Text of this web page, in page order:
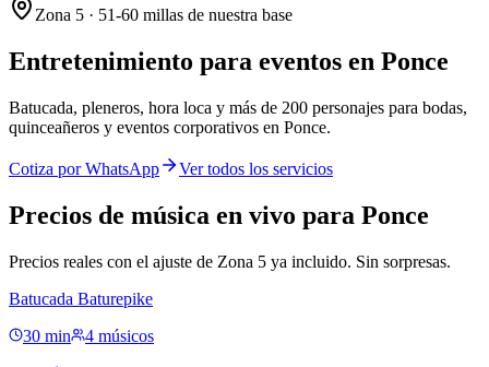
Zona 5 · 51-60 millas de nuestra base
Entretenimiento para eventos en Ponce
Batucada, pleneros, hora loca y más de 200 personajes para bodas,
quinceañeros y eventos corporativos en Ponce.
Cotiza por WhatsApp Ver todos los servicios
Precios de música en vivo para Ponce
Precios reales con el ajuste de Zona 5 ya incluido. Sin sorpresas.
Batucada Baturepike
30 min
4 músicos